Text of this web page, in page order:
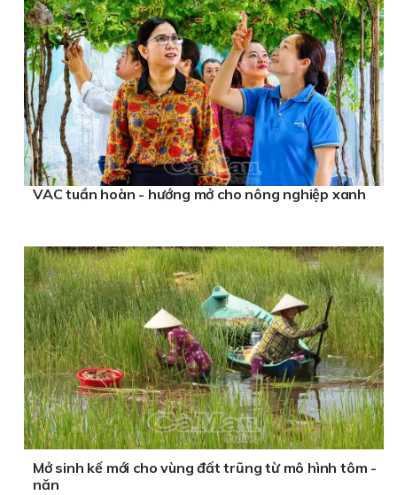
VAC tuần hoàn - hướng mở cho nông nghiệp xanh
Mở sinh kế mới cho vùng đất trũng từ mô hình tôm -
năn